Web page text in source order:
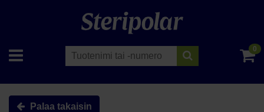
0
Palaa takaisin